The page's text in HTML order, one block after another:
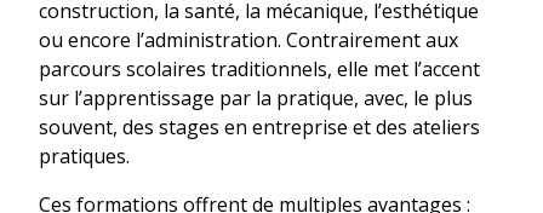
construction, la santé, la mécanique, l’esthétique
ou encore l’administration. Contrairement aux
parcours scolaires traditionnels, elle met l’accent
sur l’apprentissage par la pratique, avec, le plus
souvent, des stages en entreprise et des ateliers
pratiques.
Ces formations offrent de multiples avantages :